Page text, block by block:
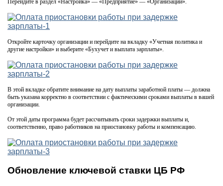
Откройте карточку организации и перейдите на вкладку «Учетная политика и
другие настройки» и выберите «Бухучет и выплата зарплаты».
В этой вкладке обратите внимание на дату выплаты заработной платы — должна
быть указана корректно в соответствии с фактическими сроками выплаты в вашей
организации.
От этой даты программа будет рассчитывать сроки задержки выплаты и,
соответственно, право работников на приостановку работы и компенсацию.
Обновление ключевой ставки ЦБ РФ